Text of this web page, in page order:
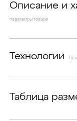
Описание и
параметры товара
Технологии /
Таблица